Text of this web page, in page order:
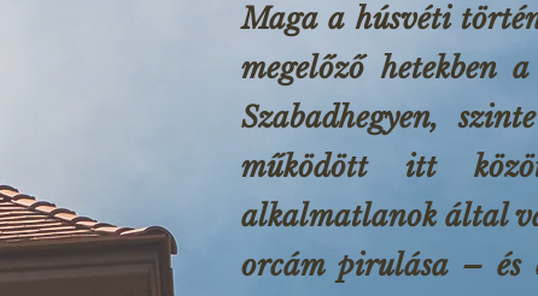
Maga a húsvéti
megelőző hetekben
Szabadhegyen,
működött itt
alkalmatlanok által
orcám pirulása –